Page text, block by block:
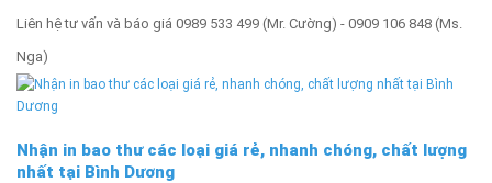
Liên hệ tư vấn và báo giá 0989 533 499 (Mr. Cường) - 0909 106 848 (Ms.
Nga)
Nhận in bao thư các loại giá rẻ, nhanh chóng, chất lượng
nhất tại Bình Dương